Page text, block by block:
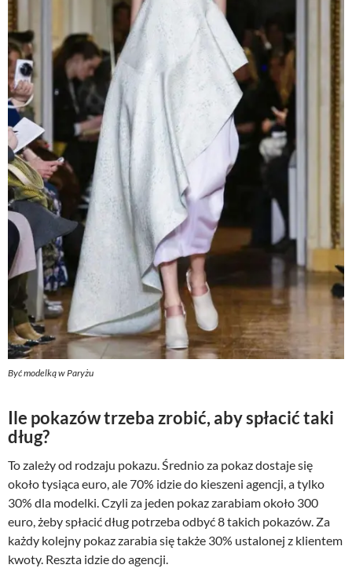
Być modelką w Paryżu
Ile pokazów trzeba zrobić, aby spłacić taki
dług?
To zależy od rodzaju pokazu. Średnio za pokaz dostaje się
około tysiąca euro, ale 70% idzie do kieszeni agencji, a tylko
30% dla modelki. Czyli za jeden pokaz zarabiam około 300
euro, żeby spłacić dług potrzeba odbyć 8 takich pokazów. Za
każdy kolejny pokaz zarabia się także 30% ustalonej z klientem
kwoty. Reszta idzie do agencji.